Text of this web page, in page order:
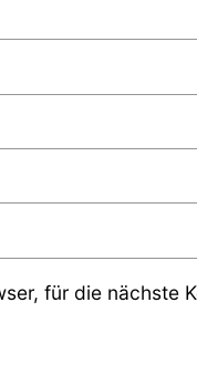
für die nächste